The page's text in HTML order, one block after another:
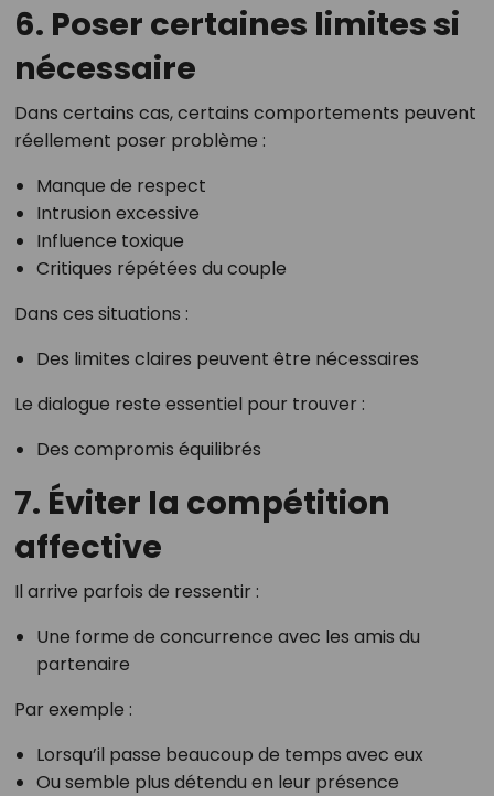
6. Poser certaines limites si
nécessaire
Dans certains cas, certains comportements peuvent
réellement poser problème :
Manque de respect
Intrusion excessive
Influence toxique
Critiques répétées du couple
Dans ces situations :
Des limites claires peuvent être nécessaires
Le dialogue reste essentiel pour trouver :
Des compromis équilibrés
7. Éviter la compétition
affective
Il arrive parfois de ressentir :
Une forme de concurrence avec les amis du
partenaire
Par exemple :
Lorsqu’il passe beaucoup de temps avec eux
Ou semble plus détendu en leur présence